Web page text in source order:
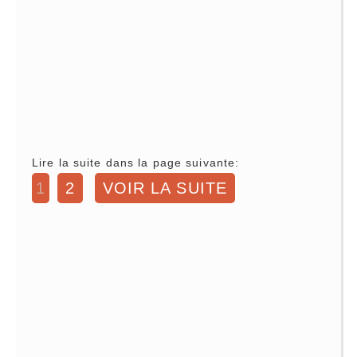
Lire la suite dans la page suivante:
1 2 VOIR LA SUITE